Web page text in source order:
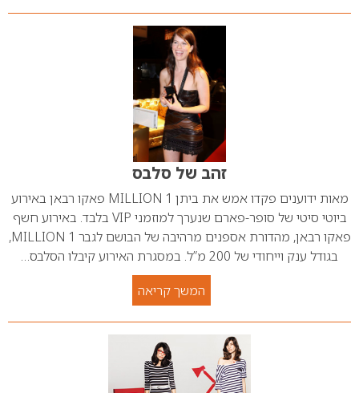
זהב של סלבס
מאות ידוענים פקדו אמש את ביתן 1 MILLION פאקו רבאן באירוע
ביוטי סיטי של סופר-פארם שנערך למוזמני VIP בלבד. באירוע חשף
פאקו רבאן, מהדורת אספנים מרהיבה של הבושם לגבר 1 MILLION,
בגודל ענק וייחודי של 200 מ”ל. במסגרת האירוע קיבלו הסלבס…
המשך קריאה